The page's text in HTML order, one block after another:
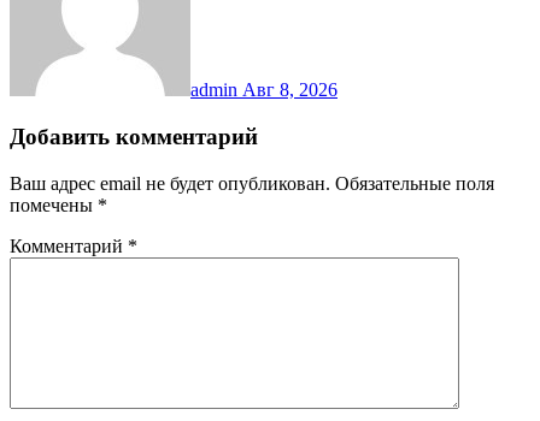
admin Авг 8, 2026
Добавить комментарий
Ваш адрес email не будет опубликован. Обязательные поля
помечены *
Комментарий *